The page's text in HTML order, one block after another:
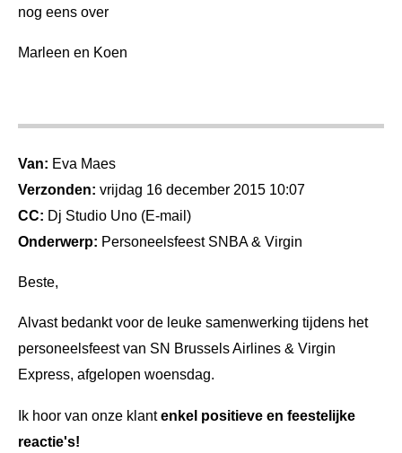
nog eens over
Marleen en Koen
Van: Eva Maes
Verzonden: vrijdag 16 december 2015 10:07
CC: Dj Studio Uno (E-mail)
Onderwerp: Personeelsfeest SNBA & Virgin
Beste,
Alvast bedankt voor de leuke samenwerking tijdens het
personeelsfeest van SN Brussels Airlines & Virgin
Express, afgelopen woensdag.
Ik hoor van onze klantenkel positieve en feestelijke
reactie's!